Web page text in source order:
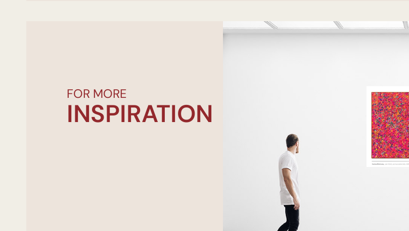
FOR MORE
INSPIRATION